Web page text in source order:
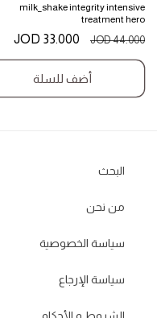
milk_shake integrity intensive
treatment hero
السعر
المبدئي
44.000 JOD
سعر
البيع
33.000 JOD
أضف للسلة
البحث
من نحن
سياسة الخصوصية
سياسة الإرجاع